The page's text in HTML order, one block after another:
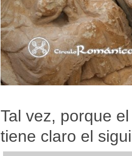
Tal vez, porque
tiene claro el